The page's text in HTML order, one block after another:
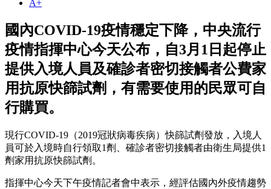
A+
國內COVID-19疫情穩定下降，中央流行
疫情指揮中心今天公布，自3月1日起停止
提供入境人員及確診者密切接觸者公費家
用抗原快篩試劑，有需要使用的民眾可自
行購買。
現行COVID-19（2019冠狀病毒疾病）快篩試劑發放，入境人
員可於入境時自行領取1劑、確診者密切接觸者由衛生局提供1
劑家用抗原快篩試劑。
指揮中心今天下午疫情記者會中表示，經評估國內外疫情趨勢